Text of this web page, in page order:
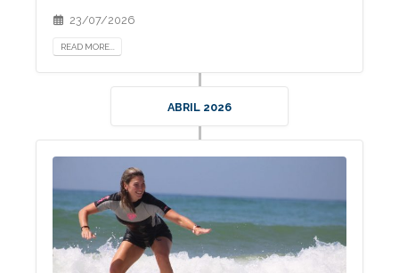
23/07/2026
READ MORE...
ABRIL 2026